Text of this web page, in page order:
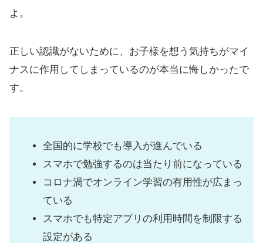
よ。
正しい認識がないために、お子様を想う気持ちがマイ
ナスに作用してしまっているのが本当に悔しかったで
す。
全国的に学校でも導入が進んでいる
スマホで勉強するのは当たり前になっている
コロナ渦でオンライン学習の有用性が広まっ
ている
スマホでも特定アプリの利用時間を制限する
設定がある